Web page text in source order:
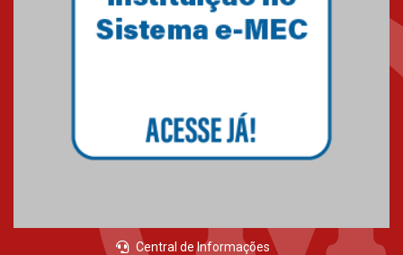
Central de Informações